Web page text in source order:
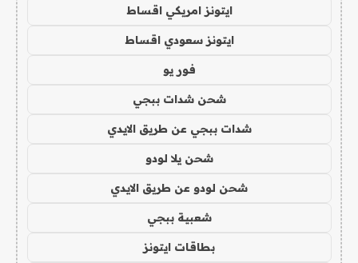
ايتونز امريكي اقساط
ايتونز سعودي اقساط
فور يو
شحن شدات ببجي
شدات ببجي عن طريق الايدي
شحن يلا لودو
شحن لودو عن طريق الايدي
شعبية ببجي
بطاقات ايتونز